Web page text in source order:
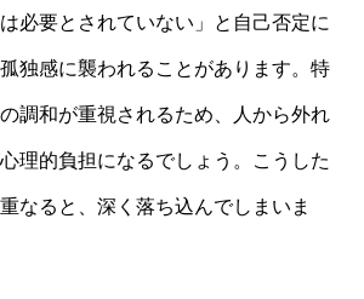
必要とされていない」と自己否定に
独感に襲われることがあります。特
調和が重視されるため、人から外れ
理的負担になるでしょう。こうした
なると、深く落ち込んでしまいま